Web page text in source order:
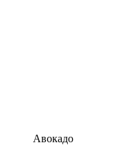
Авокадо